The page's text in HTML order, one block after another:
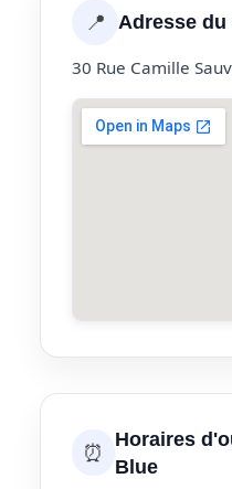
📍 Adresse du
30 Rue Camille
⏰
Horaires
Blue